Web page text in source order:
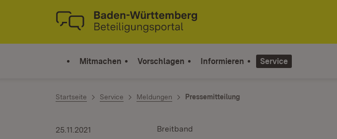
Zum Inhalt springen
Link zur Startseite
Mitmachen Vorschlagen Informieren Service
Startseite Service Meldungen Pressemitteilung
Breitband
25.11.2021